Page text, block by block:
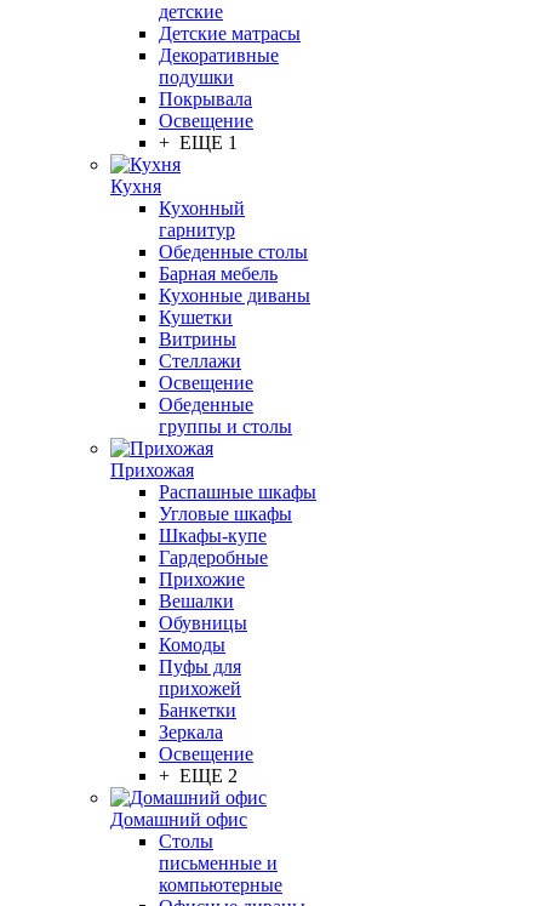
детские
Детские матрасы
Декоративные
подушки
Покрывала
Освещение
+ ЕЩЕ 1
Кухня
Кухонный
гарнитур
Обеденные столы
Барная мебель
Кухонные диваны
Кушетки
Витрины
Стеллажи
Освещение
Обеденные
группы и столы
Прихожая
Распашные шкафы
Угловые шкафы
Шкафы-купе
Гардеробные
Прихожие
Вешалки
Обувницы
Комоды
Пуфы для
прихожей
Банкетки
Зеркала
Освещение
+ ЕЩЕ 2
Домашний офис
Столы
письменные и
компьютерные